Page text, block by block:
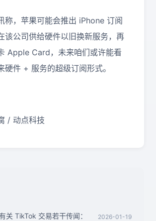
称，苹果可能会推出 iPhone 订阅
该公司供给硬件以旧换新服务，再
Apple Card，未来咱们或许能看
硬件 + 服务的超级订阅形式。
/ 动点科技
关 TikTok 交易若干传闻：
2026-01-19